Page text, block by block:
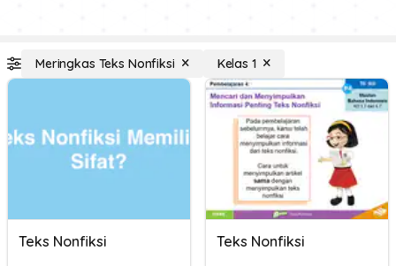
Meringkas Teks Nonfiksi Kelas 1
Teks Nonfiksi Teks Nonfiksi